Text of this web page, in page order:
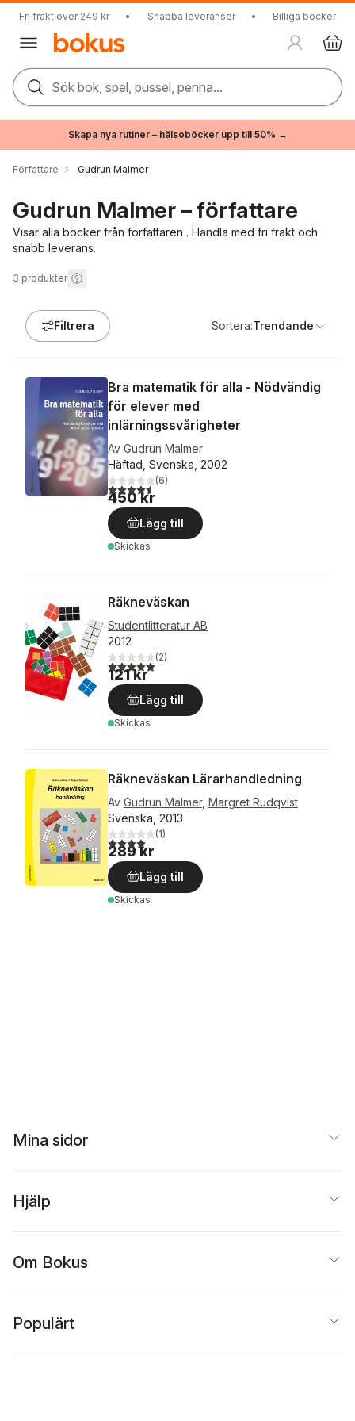
Fri frakt över 249 kr • Snabba leveranser • Billiga böcker
Sök bok, spel, pussel, penna...
Skapa nya rutiner – hälsoböcker upp till 50% →
Författare Gudrun Malmer
Gudrun Malmer – författare
Visar alla böcker från författaren . Handla med fri frakt och
snabb leverans.
3 produkter
Filtrera Sortera:Trendande
Bra matematik för alla - Nödvändig
för elever med
inlärningssvårigheter
Av Gudrun Malmer
Häftad, Svenska, 2002
4,5utav 5 stjärnor. Totalt antal röster:
(6)
450 kr
Lägg till
Skickas
Räkneväskan
Studentlitteratur AB
2012
5,0utav 5 stjärnor. Totalt antal röster:
(2)
121 kr
Lägg till
Skickas
Räkneväskan Lärarhandledning
Av Gudrun Malmer, Margret Rudqvist
Svenska, 2013
4,0utav 5 stjärnor. Totalt antal röster:
(1)
289 kr
Lägg till
Skickas
Mina sidor
Hjälp
Om Bokus
Populärt